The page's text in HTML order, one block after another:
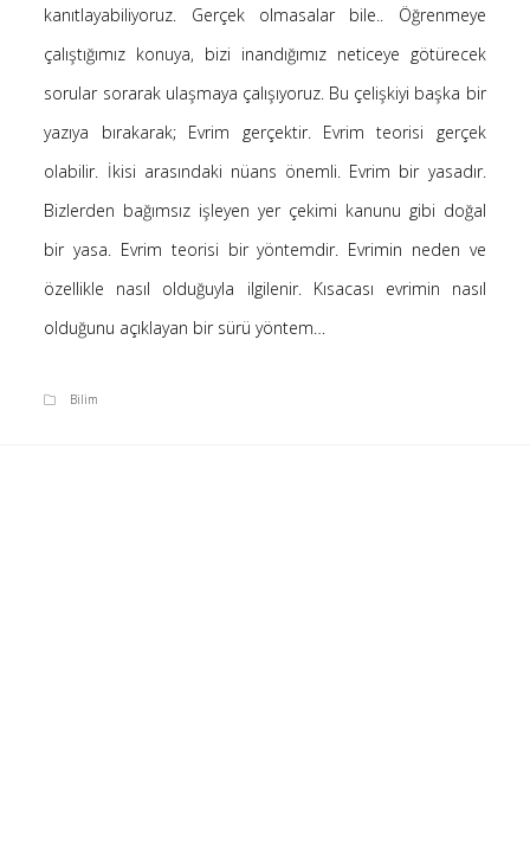
kanıtlayabiliyoruz. Gerçek olmasalar bile.. Öğrenmeye
çalıştığımız konuya, bizi inandığımız neticeye götürecek
sorular sorarak ulaşmaya çalışıyoruz. Bu çelişkiyi başka bir
yazıya bırakarak; Evrim gerçektir. Evrim teorisi gerçek
olabilir. İkisi arasındaki nüans önemli. Evrim bir yasadır.
Bizlerden bağımsız işleyen yer çekimi kanunu gibi doğal
bir yasa. Evrim teorisi bir yöntemdir. Evrimin neden ve
özellikle nasıl olduğuyla ilgilenir. Kısacası evrimin nasıl
olduğunu açıklayan bir sürü yöntem…
Bilim